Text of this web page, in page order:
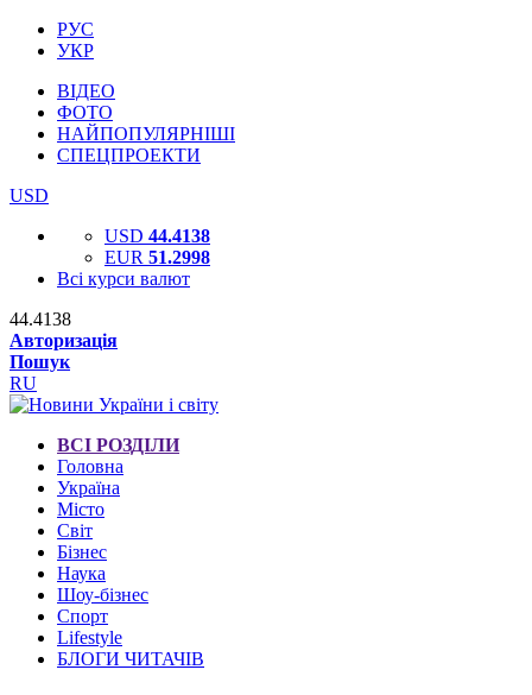
РУС
УКР
ВІДЕО
ФОТО
НАЙПОПУЛЯРНІШІ
СПЕЦПРОЕКТИ
USD
USD 44.4138
EUR 51.2998
Всі курси валют
44.4138
Авторизація
Пошук
RU
ВСІ РОЗДІЛИ
Головна
Україна
Місто
Світ
Бізнес
Наука
Шоу-бізнес
Спорт
Lifestyle
БЛОГИ ЧИТАЧІВ